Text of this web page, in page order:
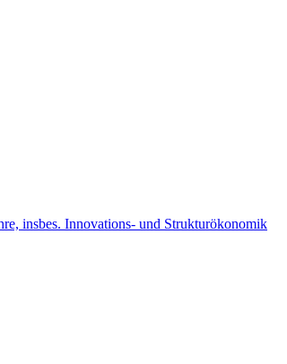
insbes. Innovations- und Strukturökonomik